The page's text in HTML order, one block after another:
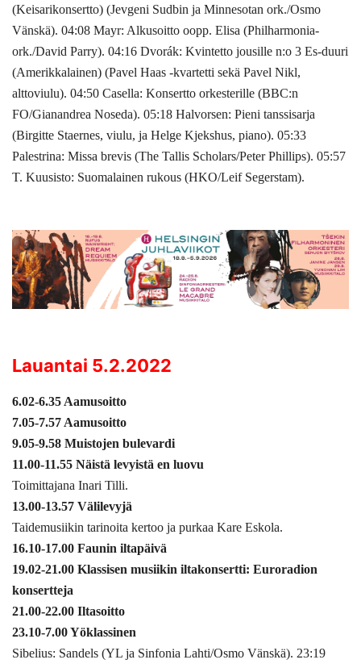
(Keisarikonsertto) (Jevgeni Sudbin ja Minnesotan ork./Osmo
Vänskä). 04:08 Mayr: Alkusoitto oopp. Elisa (Philharmonia-
ork./David Parry). 04:16 Dvorák: Kvintetto jousille n:o 3 Es-duuri
(Amerikkalainen) (Pavel Haas -kvartetti sekä Pavel Nikl,
alttoviulu). 04:50 Casella: Konsertto orkesterille (BBC:n
FO/Gianandrea Noseda). 05:18 Halvorsen: Pieni tanssisarja
(Birgitte Staernes, viulu, ja Helge Kjekshus, piano). 05:33
Palestrina: Missa brevis (The Tallis Scholars/Peter Phillips). 05:57
T. Kuusisto: Suomalainen rukous (HKO/Leif Segerstam).
Lauantai 5.2.2022
6.02-6.35 Aamusoitto
7.05-7.57 Aamusoitto
9.05-9.58 Muistojen bulevardi
11.00-11.55 Näistä levyistä en luovu
Toimittajana Inari Tilli.
13.00-13.57 Välilevyjä
Taidemusiikin tarinoita kertoo ja purkaa Kare Eskola.
16.10-17.00 Faunin iltapäivä
19.02-21.00 Klassisen musiikin iltakonsertti: Euroradion
konsertteja
21.00-22.00 Iltasoitto
23.10-7.00 Yöklassinen
Sibelius: Sandels (YL ja Sinfonia Lahti/Osmo Vänskä). 23:19